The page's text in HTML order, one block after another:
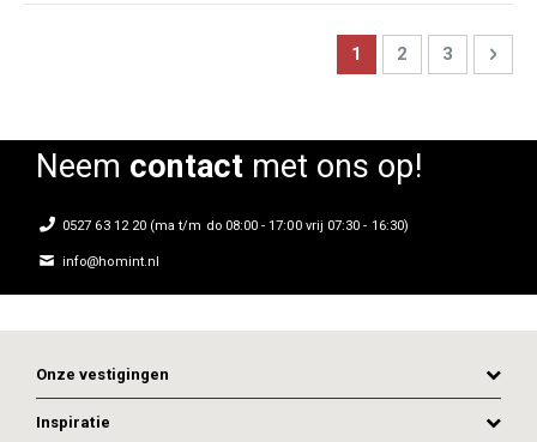
OFFERTE AANVRAGEN OFFERTE
Page
You're currently
1 Page
2 Page
3 Page
Next
Neem contactmet ons op!
0527 63 12 20 (ma t/m do 08:00 - 17:00 vrij 07:30 - 16:30)
info@homint.nl
Onze vestigingen
Inspiratie